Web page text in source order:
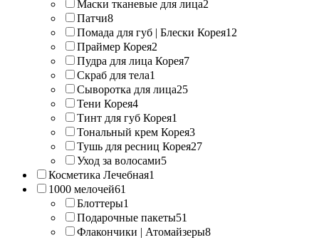
Маски тканевые для лица2
Патчи8
Помада для губ | Блески Корея12
Праймер Корея2
Пудра для лица Корея7
Скраб для тела1
Сыворотка для лица25
Тени Корея4
Тинт для губ Корея1
Тональный крем Корея3
Тушь для ресниц Корея27
Уход за волосами5
Косметика Лечебная1
1000 мелочей61
Блоттеры1
Подарочные пакеты51
Флакончики | Атомайзеры8